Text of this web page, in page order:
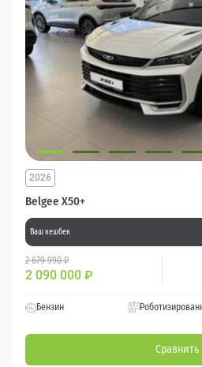
Belgee X50+
2026
Ваш кешбек
2 679 990 ₽
2 090 000 ₽
Бензин
Сравнить